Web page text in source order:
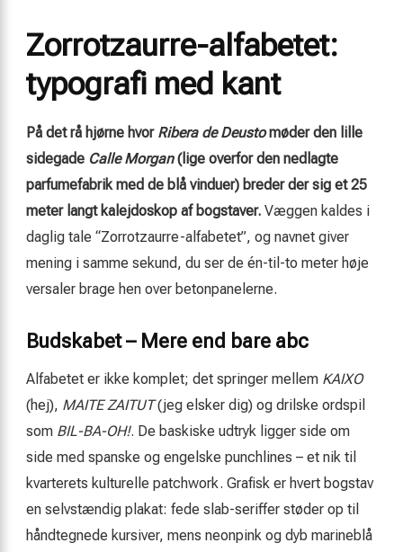
Zorrotzaurre-alfabetet:
typografi med kant
På det rå hjørne hvor Ribera de Deustomøder den lille
sidegade Calle Morgan(lige overfor den nedlagte
parfumefabrik med de blå vinduer) breder der sig et 25
meter langt kalejdoskop af bogstaver. Væggen kaldes i
daglig tale “Zorrotzaurre-alfabetet”, og navnet giver
mening i samme sekund, du ser de én-til-to meter høje
versaler brage hen over betonpanelerne.
Budskabet – Mere end bare abc
Alfabetet er ikke komplet; det springer mellem KAIXO
(hej), MAITE ZAITUT(jeg elsker dig) og drilske ordspil
som BIL-BA-OH!. De baskiske udtryk ligger side om
side med spanske og engelske punchlines – et nik til
kvarterets kulturelle patchwork. Grafisk er hvert bogstav
en selvstændig plakat: fede slab-seriffer støder op til
håndtegnede kursiver, mens neonpink og dyb marineblå